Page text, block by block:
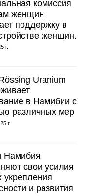
комиссия
женщин
поддержку в
женщин.
г.
Uranium
в Намибии с
различных мер
г.
Намибия
свои усилия
укрепления
и развития